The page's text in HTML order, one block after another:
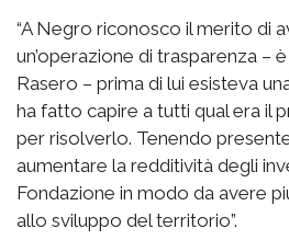
“A Negro riconosco il merito di
un’operazione di trasparenza –
Rasero – prima di lui esisteva
ha fatto capire a tutti qual era il
per risolverlo. Tenendo
aumentare la redditività degli
Fondazione in modo da avere
allo sviluppo del territorio”.